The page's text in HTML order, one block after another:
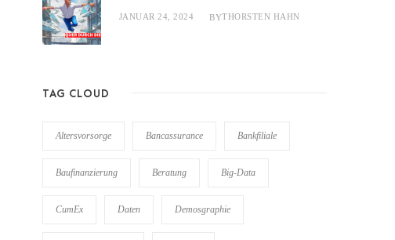
JANUAR 24, 2024 BYTHORSTEN HAHN
TAG CLOUD
Altersvorsorge Bancassurance Bankfiliale
Baufinanzierung Beratung Big-Data
CumEx Daten Demosgraphie